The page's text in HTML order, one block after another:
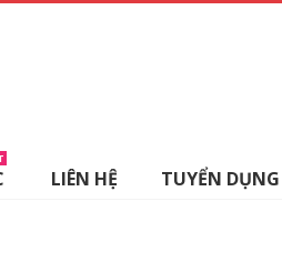
LIÊN HỆ TUYỂN DỤNG